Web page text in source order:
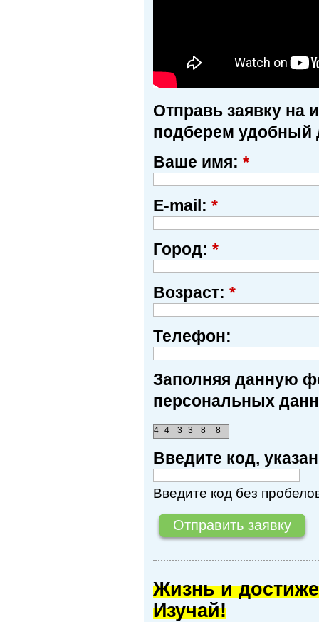
Отправь заявку на
подберем удобный
Ваше имя: *
E-mail: *
Город: *
Возраст: *
Телефон:
Заполняя данную
персональных
4 4 3 3 8 8
Введите код,
Введите код без
Жизнь и
Изучай!